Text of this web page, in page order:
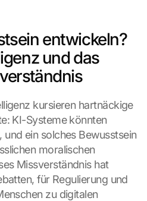
entwickeln?
und das
kursieren hartnäckige
KI-Systeme könnten
ein solches Bewusstsein
moralischen
Missverständnis hat
für Regulierung und
zu digitalen